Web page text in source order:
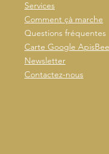
Services
Comment çà marche
Questions fréquentes
Carte Google
Newsletter
Contactez-nous